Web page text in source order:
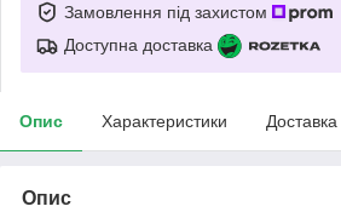
Замовлення під захистом
Доступна доставка
Опис Характеристики Доставка
Опис